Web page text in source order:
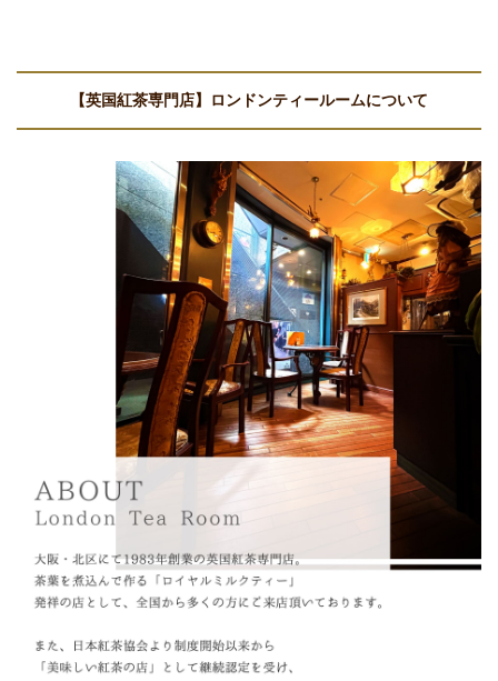
【英国紅茶専門店】ロンドンティールームについて